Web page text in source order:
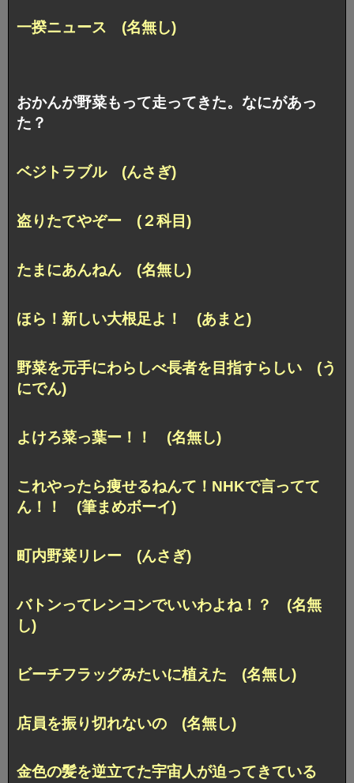
一揆ニュース (名無し)
おかんが野菜もって走ってきた。なにがあっ
た？
ベジトラブル (んさぎ)
盗りたてやぞー (２科目)
たまにあんねん (名無し)
ほら！新しい大根足よ！ (あまと)
野菜を元手にわらしべ長者を目指すらしい (う
にでん)
よけろ菜っ葉ー！！ (名無し)
これやったら痩せるねんて！NHKで言ってて
ん！！ (筆まめボーイ)
町内野菜リレー (んさぎ)
バトンってレンコンでいいわよね！？ (名無
し)
ビーチフラッグみたいに植えた (名無し)
店員を振り切れないの (名無し)
金色の髪を逆立てた宇宙人が迫ってきている